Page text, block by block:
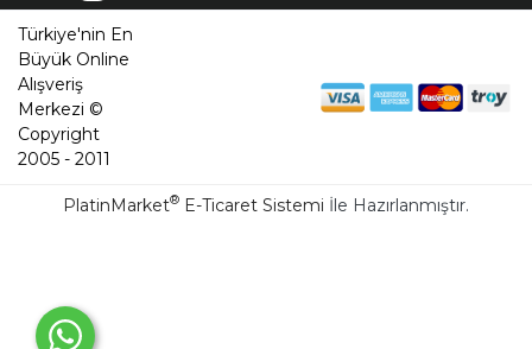
Türkiye'nin En
Büyük Online
Alışveriş
Merkezi ©
Copyright
2005 - 2011
PlatinMarket® E-Ticaret Sistemi İle Hazırlanmıştır.